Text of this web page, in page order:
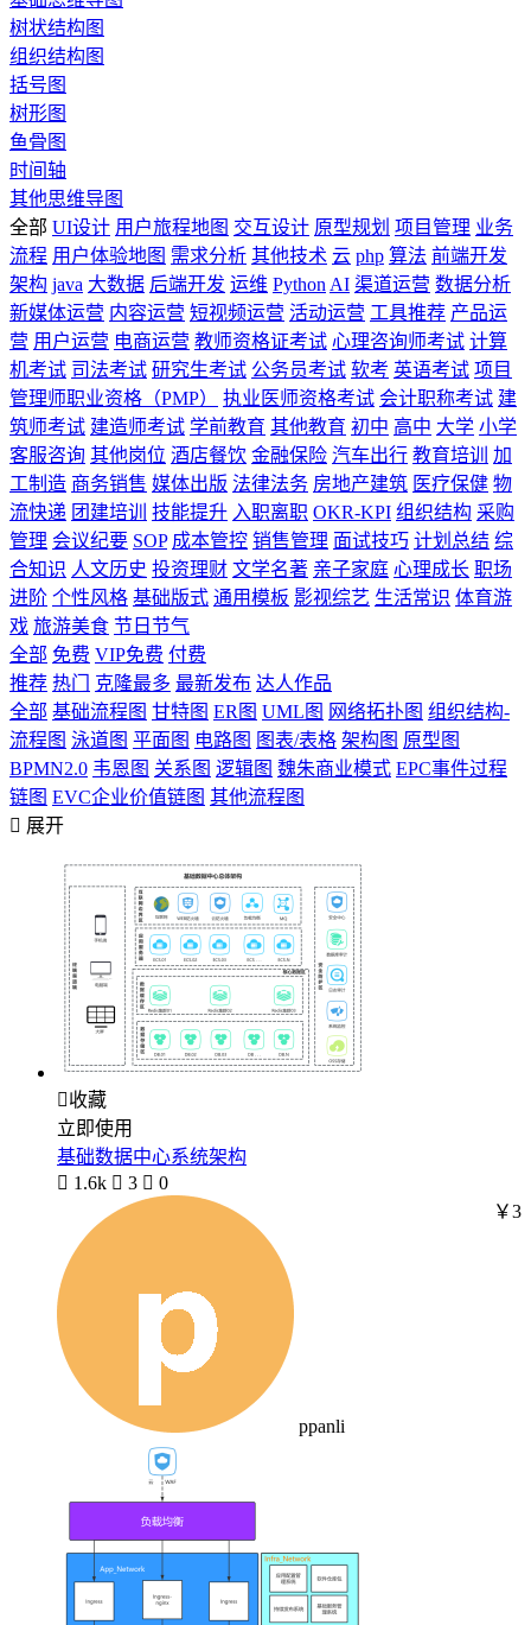
树状结构图
组织结构图
括号图
树形图
鱼骨图
时间轴
其他思维导图
全部 UI设计 用户旅程地图 交互设计 原型规划 项目管理 业务
流程 用户体验地图 需求分析 其他技术 云 php 算法 前端开发
架构 java 大数据 后端开发 运维 Python AI 渠道运营 数据分析
新媒体运营 内容运营 短视频运营 活动运营 工具推荐 产品运
营 用户运营 电商运营 教师资格证考试 心理咨询师考试 计算
机考试 司法考试 研究生考试 公务员考试 软考 英语考试 项目
管理师职业资格（PMP）
执业医师资格考试 会计职称考试 建
筑师考试 建造师考试 学前教育 其他教育 初中 高中 大学 小学
客服咨询 其他岗位 酒店餐饮 金融保险 汽车出行 教育培训
加
工制造 商务销售 媒体出版 法律法务 房地产建筑 医疗保健 物
流快递 团建培训 技能提升 入职离职 OKR-KPI 组织结构 采购
管理 会议纪要 SOP 成本管控 销售管理 面试技巧 计划总结 综
合知识 人文历史 投资理财 文学名著 亲子家庭 心理成长 职场
进阶 个性风格 基础版式 通用模板 影视综艺 生活常识 体育游
戏 旅游美食 节日节气
全部 免费 VIP免费 付费
推荐 热门 克隆最多 最新发布 达人作品
全部 基础流程图 甘特图 ER图 UML图 网络拓扑图 组织结构-
流程图 泳道图 平面图 电路图 图表/表格 架构图 原型图
BPMN2.0 韦恩图 关系图 逻辑图 魏朱商业模式 EPC事件过程
链图 EVC企业价值链图 其他流程图
 展开
收藏
立即使用
基础数据中心系统架构
 1.6k  3  0
ppanli
￥3